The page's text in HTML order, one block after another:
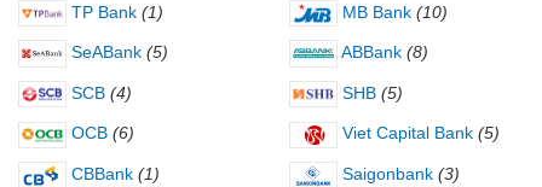
TP Bank (1) MB Bank (10)
SeABank (5) ABBank (8)
SCB (4) SHB (5)
OCB (6) Viet Capital Bank (5)
CBBank (1) Saigonbank (3)